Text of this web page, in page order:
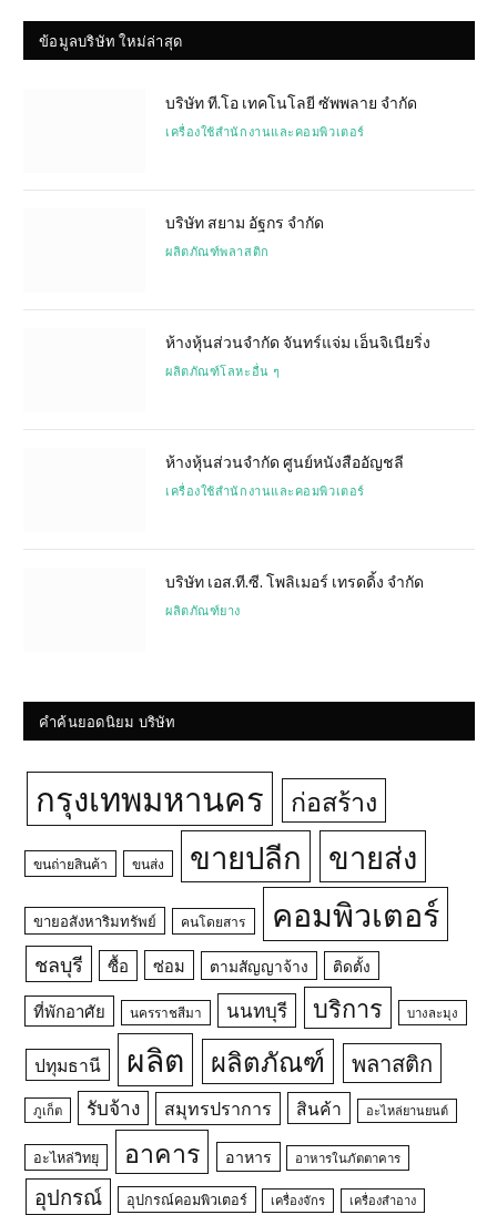
ข้อมูลบริษัท ใหม่ล่าสุด
บริษัท ที.โอ เทคโนโลยี ซัพพลาย จำกัด
เครื่องใช้สำนักงานและคอมพิวเตอร์
บริษัท สยาม อัฐกร จำกัด
ผลิตภัณฑ์พลาสติก
ห้างหุ้นส่วนจำกัด จันทร์แจ่ม เอ็นจิเนียริ่ง
ผลิตภัณฑ์โลหะอื่น ๆ
ห้างหุ้นส่วนจำกัด ศูนย์หนังสืออัญชลี
เครื่องใช้สำนักงานและคอมพิวเตอร์
บริษัท เอส.ที.ซี. โพลิเมอร์ เทรดดิ้ง จำกัด
ผลิตภัณฑ์ยาง
คำค้นยอดนิยม บริษัท
กรุงเทพมหานคร ก่อสร้าง
ขนถ่ายสินค้า ขนส่ง ขายปลีก ขายส่ง
ขายอสังหาริมทรัพย์ คนโดยสาร คอมพิวเตอร์
ชลบุรี ซื้อ ซ่อม ตามสัญญาจ้าง ติดตั้ง
ที่พักอาศัย นครราชสีมา นนทบุรี บริการ บางละมุง
ปทุมธานี ผลิต ผลิตภัณฑ์ พลาสติก
ภูเก็ต รับจ้าง สมุทรปราการ สินค้า อะไหล่ยานยนต์
อะไหล่วิทยุ อาคาร อาหาร อาหารในภัตตาคาร
อุปกรณ์ อุปกรณ์คอมพิวเตอร์ เครื่องจักร เครื่องสำอาง